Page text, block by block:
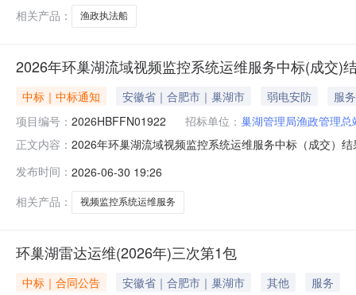
相关产品：
渔政执法船
2026年环巢湖流域视频监控系统运维服务中标(成交)
中标｜中标通知 安徽省｜合肥市｜巢湖市 弱电安防
服务
项目编号： 2026HBFFN01922 招标单位： 巢湖管理局渔政管理总
正文内容： 2026年环巢湖流域视频监控系统运维服务中标（成交）
拾贰万肆仟柒佰元整（大写）（124700.00元）四、主
费用。2
发布时间： 2026-06-30 19:26
相关产品：
视频监控系统运维服务
环巢湖雷达运维(2026年)三次第1包
中标｜合同公告 安徽省｜合肥市｜巢湖市 其他
服务